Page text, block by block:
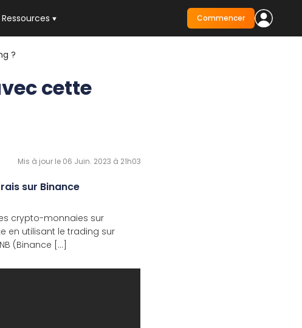
Ressources Commencer
?
cette
Mis à jour le 06 Juin. 2023 à 21h03
sur Binance
crypto-monnaies sur
en utilisant le trading sur
(Binance [...]